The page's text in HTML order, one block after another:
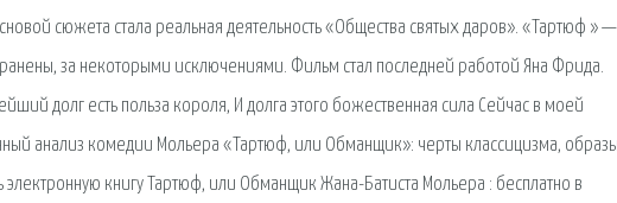
сюжета стала реальная деятельность «Общества святых даров». «Тартюф » —
за некоторыми исключениями. Фильм стал последней работой Яна Фрида.
долг есть польза короля, И долга этого божественная сила Сейчас в моей
анализ комедии Мольера «Тартюф, или Обманщик»: черты классицизма, образы
книгу Тартюф, или Обманщик Жана-Батиста Мольера : бесплатно в